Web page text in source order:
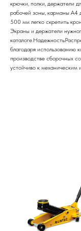
крючки, полки, держатели
рабочей зоны, карманы А4
500 мм легко скрепить
Экраны и держатели
благодаря использованию
производстве сборочных
устойчиво к механическим